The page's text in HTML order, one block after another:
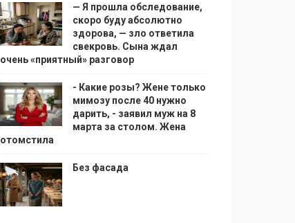
— Я прошла обследование,
скоро буду абсолютно
здорова, — зло ответила
свекровь. Сына ждал
очень «приятный» разговор
- Какие розы? Жене только
мимозу после 40 нужно
дарить, - заявил муж на 8
марта за столом. Жена
отомстила
Без фасада